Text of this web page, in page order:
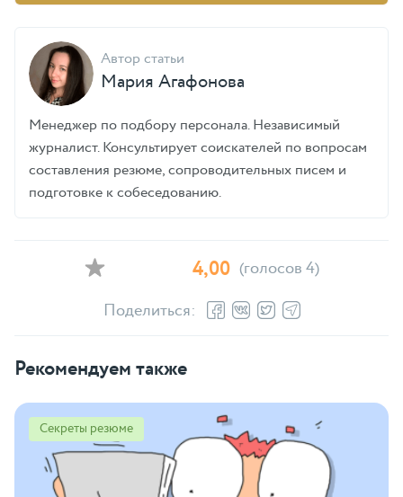
Автор статьи
Мария Агафонова
Менеджер по подбору персонала. Независимый
журналист. Консультирует соискателей по вопросам
составления резюме, сопроводительных писем и
подготовке к собеседованию.
4,00 (голосов 4)
Поделиться:
Рекомендуем также
Секреты резюме